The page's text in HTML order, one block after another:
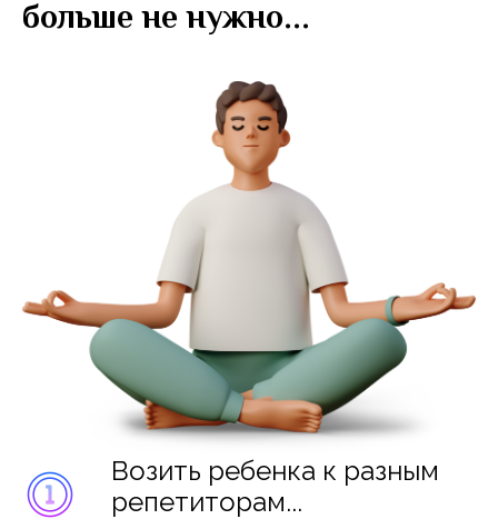
больше не нужно...
Возить ребенка к разным
репетиторам...